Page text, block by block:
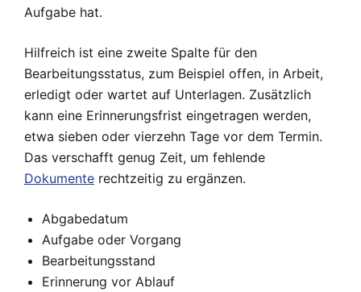
Aufgabe hat.
Hilfreich ist eine zweite Spalte für den
Bearbeitungsstatus, zum Beispiel offen, in Arbeit,
erledigt oder wartet auf Unterlagen. Zusätzlich
kann eine Erinnerungsfrist eingetragen werden,
etwa sieben oder vierzehn Tage vor dem Termin.
Das verschafft genug Zeit, um fehlende
Dokumente rechtzeitig zu ergänzen.
Abgabedatum
Aufgabe oder Vorgang
Bearbeitungsstand
Erinnerung vor Ablauf